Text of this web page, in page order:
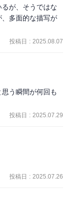
が、そうではな
多面的な描写が
投稿日 : 2025.08.07
う瞬間が何回も
投稿日 : 2025.07.29
。
投稿日 : 2025.07.26